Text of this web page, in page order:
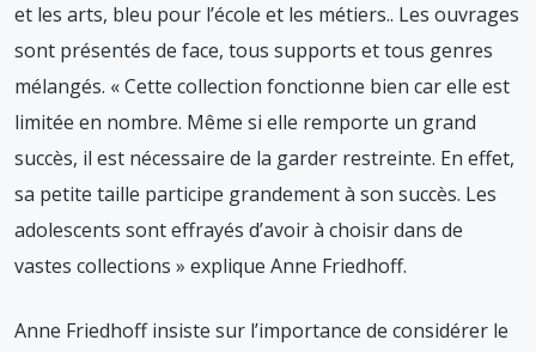
et les arts, bleu pour l’école et les métiers.. Les ouvrages
sont présentés de face, tous supports et tous genres
mélangés. « Cette collection fonctionne bien car elle est
limitée en nombre. Même si elle remporte un grand
succès, il est nécessaire de la garder restreinte. En effet,
sa petite taille participe grandement à son succès. Les
adolescents sont effrayés d’avoir à choisir dans de
vastes collections » explique Anne Friedhoff.
Anne Friedhoff insiste sur l’importance de considérer le